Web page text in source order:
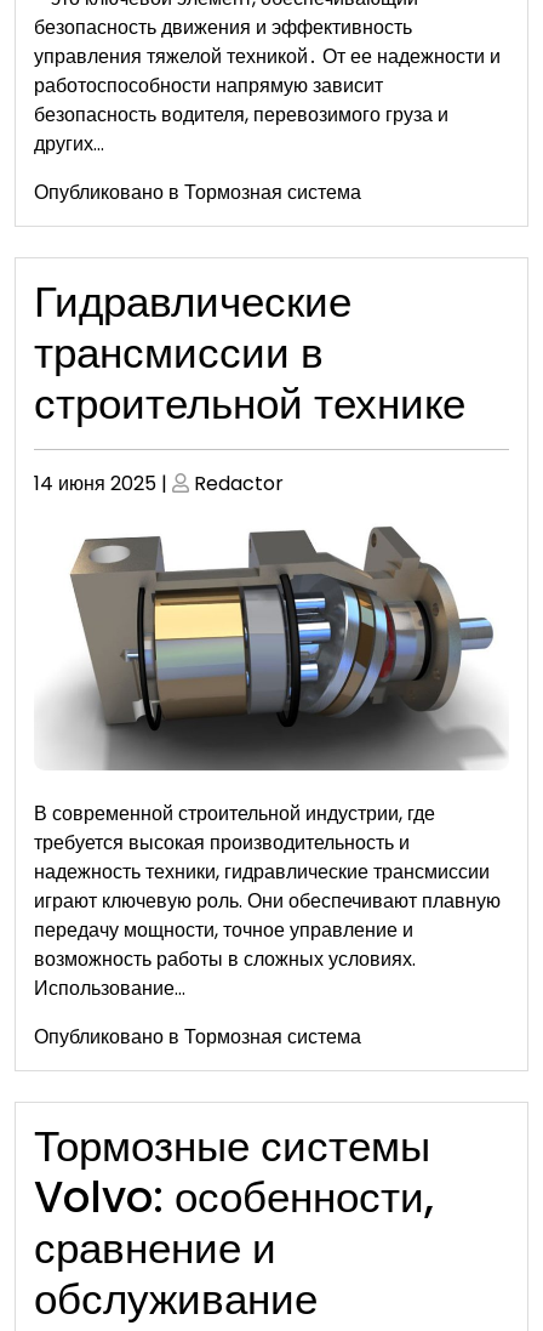
безопасность движения и эффективность
управления тяжелой техникой․ От ее надежности и
работоспособности напрямую зависит
безопасность водителя, перевозимого груза и
других…
Опубликовано в Тормозная система
Гидравлические
трансмиссии в
строительной технике
Опубликовано
14 июня 2025 | Опубликовано
Redactor
В современной строительной индустрии, где
требуется высокая производительность и
надежность техники, гидравлические трансмиссии
играют ключевую роль. Они обеспечивают плавную
передачу мощности, точное управление и
возможность работы в сложных условиях.
Использование…
Опубликовано в Тормозная система
Тормозные системы
Volvo: особенности,
сравнение и
обслуживание